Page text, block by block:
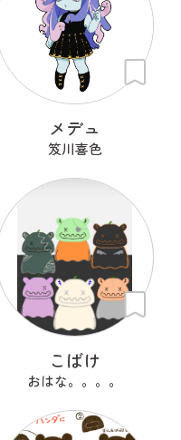
メデュ
笈川喜色
こばけ
おはな。。。。